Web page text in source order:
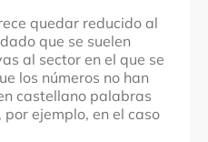
quedar reducido al
que se suelen
al sector en el que se
los números no han
castellano palabras
ejemplo, en el caso